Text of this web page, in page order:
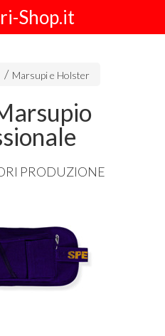
Shop.it
Marsupi e Holster
PRODUZIONE